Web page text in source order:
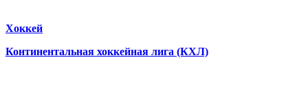
Хоккей
Континентальная хоккейная лига (КХЛ)